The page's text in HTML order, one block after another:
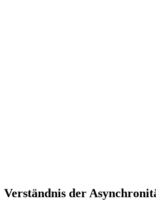
Verständnis der